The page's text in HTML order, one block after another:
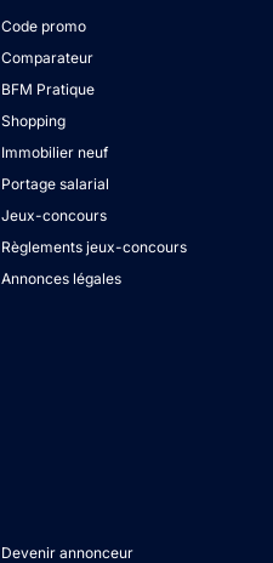
Code promo
Comparateur
BFM Pratique
Shopping
Immobilier neuf
Portage salarial
Jeux-concours
Règlements jeux-concours
Annonces légales
Devenir annonceur